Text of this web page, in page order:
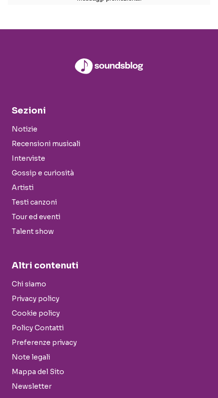
Sezioni
Notizie
Recensioni musicali
Interviste
Gossip e curiosità
Artisti
Testi canzoni
Tour ed eventi
Talent show
Altri contenuti
Chi siamo
Privacy policy
Cookie policy
Policy Contatti
Preferenze privacy
Note legali
Mappa del Sito
Newsletter